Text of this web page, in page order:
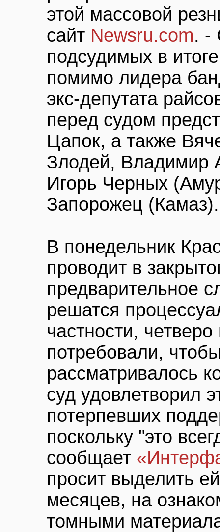
этой массовой
сайт Newsru.com. -
подсудимых в
помимо лидера
экс-депутата
перед судом
Цапок, а также
Злодей, Владимир
Игорь Черных
Запорожец (Камаз).
В понедельник
проводит в
предварительное
решатся
частности,
потребовали,
рассматривалось
суд удовлетворил
потерпевших
поскольку "это
сообщает
просит выделить
месяцев, на
томными